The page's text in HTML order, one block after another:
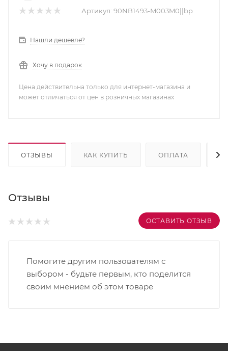
Артикул: 90NB1493-M003M0||bp
Нашли дешевле?
Хочу в подарок
Цена действительна только для интернет-магазина и
может отличаться от цен в розничных магазинах
ОТЗЫВЫ КАК КУПИТЬ ОПЛАТА
Отзывы
ОСТАВИТЬ ОТЗЫВ
Помогите другим пользователям с
выбором - будьте первым, кто поделится
своим мнением об этом товаре